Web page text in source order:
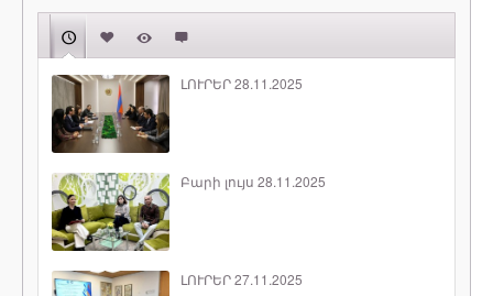
ԼՈՒՐԵՐ 28.11.2025
Բարի լույս 28.11.2025
ԼՈՒՐԵՐ 27.11.2025